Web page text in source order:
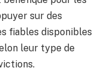
sur des
fiables disponibles
leur type de